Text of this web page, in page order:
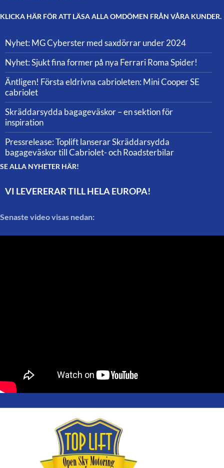
KLICKA HÄR FÖR ATT LÄSA ALLA OMDÖMEN FRÅN VÅRA KUNDER.
Nyhet: MG Cyberster med saxdörrar under 2024
Nyhet: Sjukt fina former på nya Ferrari Roma Spider!
Äntligen! Första eldrivna cabrioleten: Mini Cooper SE
cabriolet
Skräddarsydda bagageväskor – en sektion för
inspiration
Pressrelease: Toplift lanserar Skräddarsydda
bagageväskor till Cabriolet- och Roadsterbilar
SE ALLA NYHETER HÄR!
VI LEVERERAR TILL HELA EUROPA!
Senaste video visas nedan: